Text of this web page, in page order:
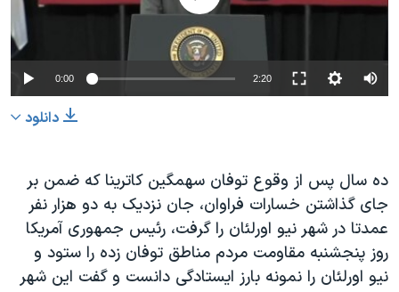
اقتصادی
گالری عکس
آرشیو پخش زنده
انتخابات ریاست جمهوری آمریکا ۲۰۲۴
حمله جمهوری اسلامی به اسرائیل
اعتراضات زن، زندگی، آزادی
مجموعه مستندهای دادخواهی
تریبونال مردمی آبان ۹۸
دادگاه حمید نوری
0:00 2:20
دانلود
ده سال پس از وقوع توفان سهمگین کاترینا که ضمن بر
جای گذاشتن خسارات فراوان، جان نزدیک به دو هزار نفر
عمدتا در شهر نیو اورلئان را گرفت، رئیس جمهوری آمریکا
روز پنجشنبه مقاومت مردم مناطق توفان زده را ستود و
نیو اورلئان را نمونه بارز ایستادگی دانست و گفت این شهر